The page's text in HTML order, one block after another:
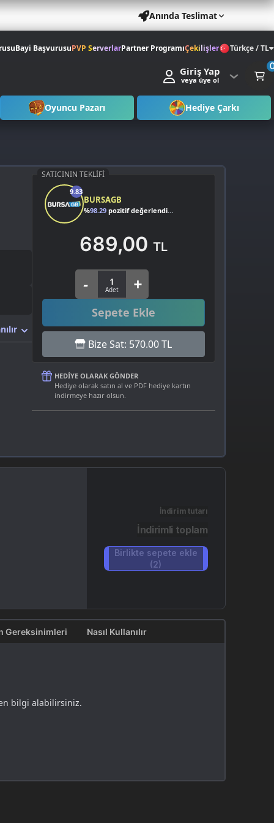
Anında Teslimat
Bayi BaşvurusuPVP ServerlarPartner ProgramıÇekilişler Türkçe / TL
Giriş Yap
veya üye ol
Oyuncu Pazarı Hediye Çarkı
SATICININ TEKLIFI
9.83
BURSAGB
%98.29pozitif değerlendirme
689,00 TL
Sepete Ekle
Bize Sat: 570.00 TL
HEDIYE OLARAK GÖNDER
Hediye olarak satın al ve PDF hediye kartın
indirmeye hazır olsun.
İndirim tutarı
İndirimli toplam
Birlikte sepete ekle
(2)
Gereksinimleri Nasıl Kullanılır
bilgi alabilirsiniz.
sipariş verebilir ve kredi kartına taksit